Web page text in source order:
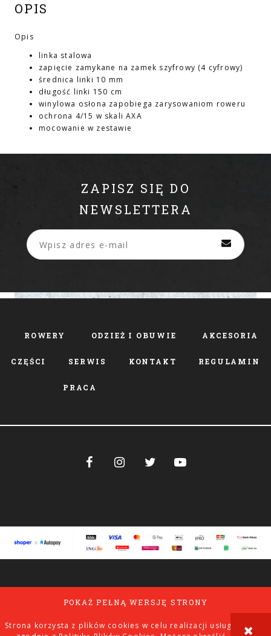
Strona korzysta z plików cookies w celu realizacji usług i
OPIS
Opis
linka stalowa
zapięcie zamykane na zamek szyfrowy (4 cyfrowy)
średnica linki 10 mm
długość linki 150 cm
winylowa osłona zapobiega zarysowaniom roweru
ochrona 4/15 w skali AXA
mocowanie w zestawie
ZAPISZ SIĘ DO
NEWSLETTERA
ROWERY ODZIEŻ I OBUWIE AKCESORIA
CZĘŚCI SERWIS KONTAKT REGULAMIN
PRACA
   
POKAŻ PEŁNĄ WERSJĘ STRONY